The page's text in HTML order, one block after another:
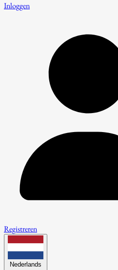
Inloggen
Registreren
Nederlands